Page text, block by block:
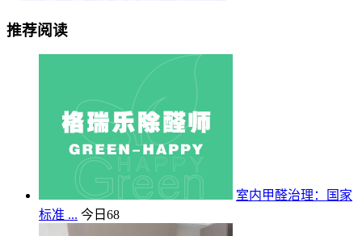
推荐阅读
室内甲醛治理：国家
标准 ... 今日 68